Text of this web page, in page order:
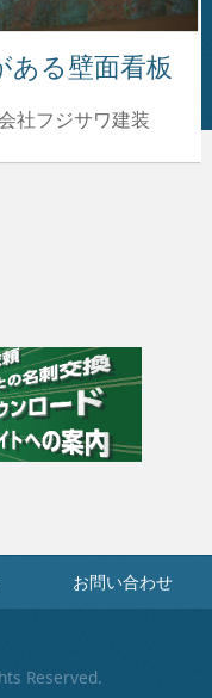
ある壁面看板
社フジサワ建装
お問い合わせ
Reserved.